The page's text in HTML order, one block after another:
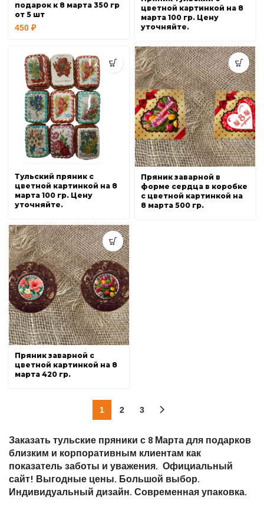
подарок к 8 марта 350 гр
от 5 шт
450 ₽
цветной картинкой на 8
марта 100 гр. Цену
уточняйте.
Тульский пряник с
цветной картинкой на 8
марта 100 гр. Цену
уточняйте.
Пряник заварной в
форме сердца в коробке
с цветной картинкой на
8 марта 500 гр.
Пряник заварной с
цветной картинкой на 8
марта 420 гр.
1 2 3
Заказать тульские пряники с 8 Марта для подарков
близким и корпоративным клиентам как
показатель заботы и уважения. Официальный
сайт! Выгодные цены. Большой выбор.
Индивидуальный дизайн. Современная упаковка.